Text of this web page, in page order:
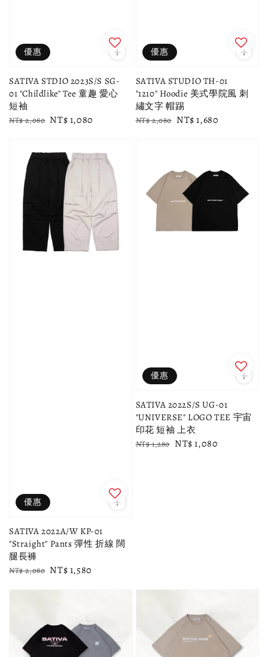
優惠
SATIVA STDIO 2023S/S SG-
01 "Childlike" Tee 童趣 愛心
短袖
Regular
NT$ 2,080 Sale
NT$ 1,080
優惠
SATIVA STUDIO TH-01
"1210" Hoodie 美式學院風 刺
繡文字 帽踢
Regular
NT$ 2,080 Sale
NT$ 1,680
優惠
SATIVA 2022A/W KP-01
"Straight" Pants 彈性 折線 闊
腿長褲
Regular
NT$ 2,080 Sale
NT$ 1,580
優惠
SATIVA 2022S/S UG-01
"UNIVERSE" LOGO TEE 宇宙
印花 短袖 上衣
Regular
NT$ 1,280 Sale
NT$ 1,080